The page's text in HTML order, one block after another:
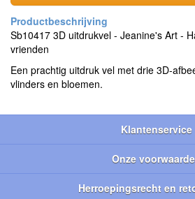
Sb10417 3D uitdrukvel - Jeanine's Art -
vrienden
Een prachtig uitdruk vel met drie 3D-
vlinders en bloemen.
Klantenservice
Onze
Herroepingsrecht en